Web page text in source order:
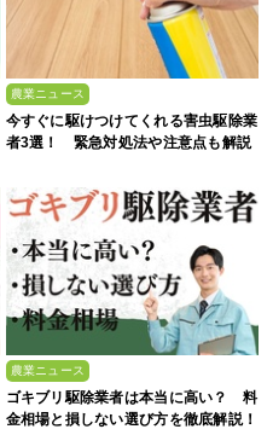
農業ニュース
今すぐに駆けつけてくれる害虫駆除業
者3選！ 緊急対処法や注意点も解説
農業ニュース
ゴキブリ駆除業者は本当に高い？ 料
金相場と損しない選び方を徹底解説！